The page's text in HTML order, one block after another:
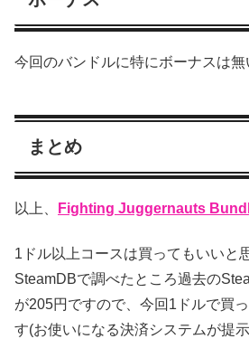
今回のバンドルに特にボーナスは無
まとめ
以上、 Fighting Juggernauts
1ドル以上コースは買ってもいいと
SteamDBで調べたところ過去の
が205円ですので、今回1ドルで買
す(お使いになる決済システムが提